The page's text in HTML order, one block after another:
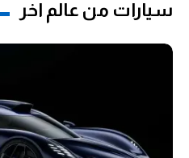
سيارات من عالم اخر